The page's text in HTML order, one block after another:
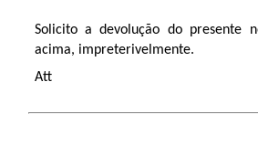
Solicito a devolução do presente
acima, impreterivelmente.
Att